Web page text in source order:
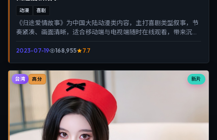
动漫 喜剧
《归途爱情故事》为中国大陆动漫类内容，主打喜剧类型叙事，节
奏紧凑、画面清晰，适合移动端与电视端随时在线观看，带来沉浸
2023-07-19 168,955 7.7
新片
台湾 高分